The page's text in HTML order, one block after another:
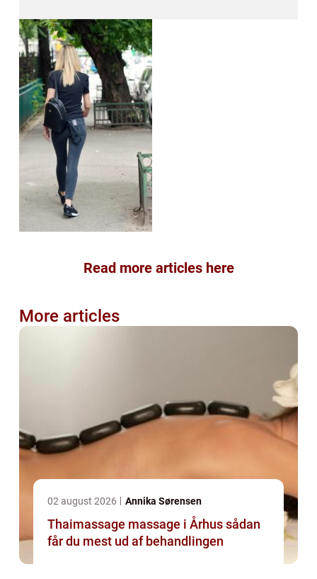
Read more articles here
More articles
02 august 2026 Annika Sørensen
Thaimassage massage i Århus sådan
får du mest ud af behandlingen